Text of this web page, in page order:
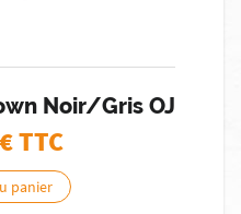
Noir/Gris OJ
€ TTC
panier